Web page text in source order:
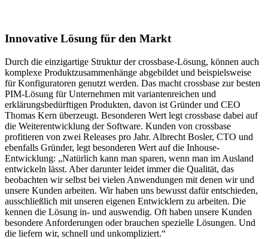
Innovative Lösung für den Markt
Durch die einzigartige Struktur der crossbase-Lösung, können auch
komplexe Produktzusammenhänge abgebildet und beispielsweise
für Konfiguratoren genutzt werden. Das macht crossbase zur besten
PIM-Lösung für Unternehmen mit variantenreichen und
erklärungsbedürftigen Produkten, davon ist Gründer und CEO
Thomas Kern überzeugt. Besonderen Wert legt crossbase dabei auf
die Weiterentwicklung der Software. Kunden von crossbase
profitieren von zwei Releases pro Jahr. Albrecht Bosler, CTO und
ebenfalls Gründer, legt besonderen Wert auf die Inhouse-
Entwicklung: „Natürlich kann man sparen, wenn man im Ausland
entwickeln lässt. Aber darunter leidet immer die Qualität, das
beobachten wir selbst bei vielen Anwendungen mit denen wir und
unsere Kunden arbeiten. Wir haben uns bewusst dafür entschieden,
ausschließlich mit unseren eigenen Entwicklern zu arbeiten. Die
kennen die Lösung in- und auswendig. Oft haben unsere Kunden
besondere Anforderungen oder brauchen spezielle Lösungen. Und
die liefern wir, schnell und unkompliziert.“